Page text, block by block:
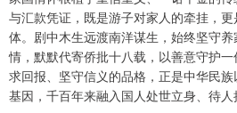
与汇款凭证，既是游子对家人的牵挂，
体。剧中木生远渡南洋谋生，始终坚守
情，默默代寄侨批十八载，以善意守护
求回报、坚守信义的品格，正是中华民
基因，千百年来融入国人处世立身、待人